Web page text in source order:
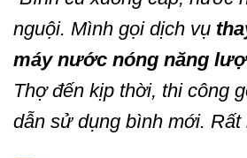
nguội. Mình gọi dịch vụ
máy nước nóng năng
Thợ đến kịp thời, thi công
dẫn sử dụng bình mới. Rất